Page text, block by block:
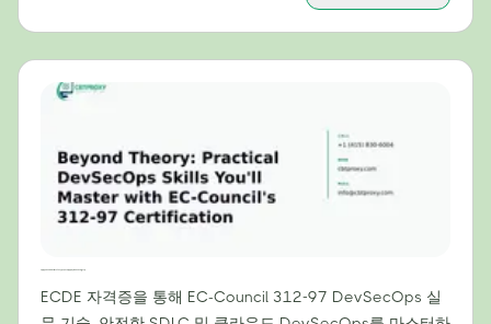
ECDE 자격증을 통해 EC-Council 312-97 DevSecOps 실